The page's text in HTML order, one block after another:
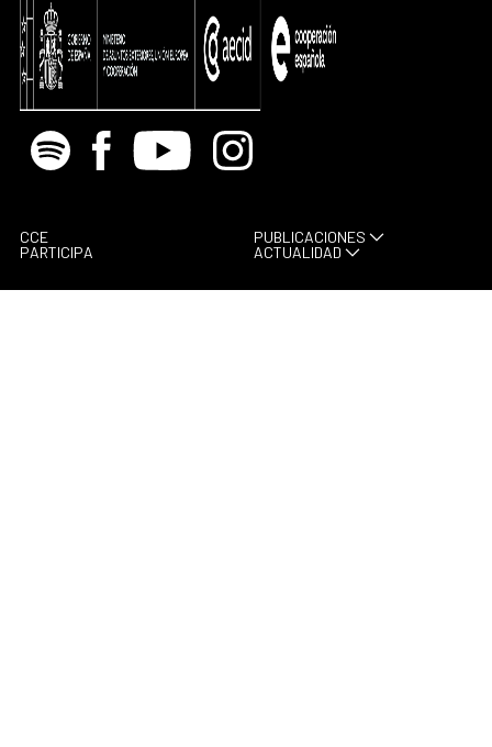
Spotify Facebook
Youtube Instagram
CCE
PARTICIPA
PUBLICACIONES
ACTUALIDAD